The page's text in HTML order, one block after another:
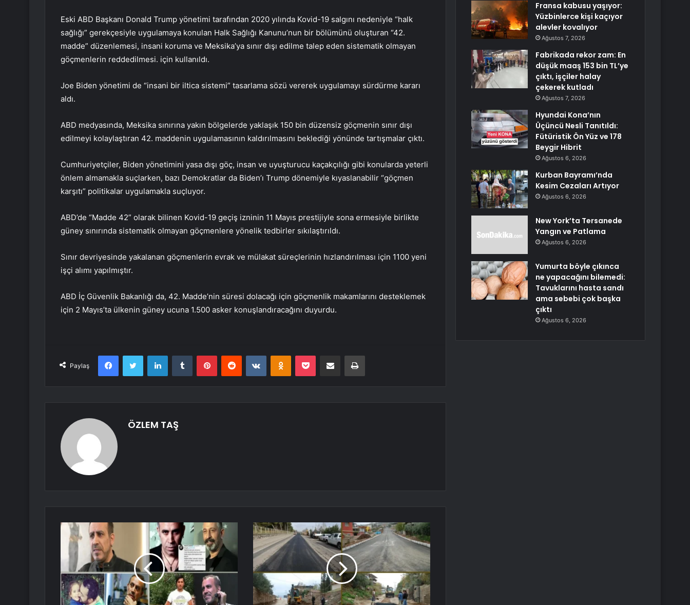
Eski ABD Başkanı Donald Trump yönetimi tarafından 2020 yılında Kovid-19 salgını nedeniyle “halk
sağlığı” gerekçesiyle uygulamaya konulan Halk Sağlığı Kanunu’nun bir bölümünü oluşturan “42.
madde” düzenlemesi, insani koruma ve Meksika’ya sınır dışı edilme talep eden sistematik olmayan
göçmenlerin reddedilmesi. için kullanıldı.
Joe Biden yönetimi de “insani bir iltica sistemi” tasarlama sözü vererek uygulamayı sürdürme kararı
aldı.
ABD medyasında, Meksika sınırına yakın bölgelerde yaklaşık 150 bin düzensiz göçmenin sınır dışı
edilmeyi kolaylaştıran 42. maddenin uygulamasının kaldırılmasını beklediği yönünde tartışmalar çıktı.
Cumhuriyetçiler, Biden yönetimini yasa dışı göç, insan ve uyuşturucu kaçakçılığı gibi konularda yeterli
önlem almamakla suçlarken, bazı Demokratlar da Biden’ı Trump dönemiyle kıyaslanabilir “göçmen
karşıtı” politikalar uygulamakla suçluyor.
ABD’de “Madde 42” olarak bilinen Kovid-19 geçiş izninin 11 Mayıs prestijiyle sona ermesiyle birlikte
güney sınırında sistematik olmayan göçmenlere yönelik tedbirler sıkılaştırıldı.
Sınır devriyesinde yakalanan göçmenlerin evrak ve mülakat süreçlerinin hızlandırılması için 1100 yeni
işçi alımı yapılmıştır.
ABD İç Güvenlik Bakanlığı da, 42. Madde’nin süresi dolacağı için göçmenlik makamlarını desteklemek
için 2 Mayıs’ta ülkenin güney ucuna 1.500 asker konuşlandıracağını duyurdu.
Paylaş
FacebookTwitter LinkedInTumblr PinterestReddit VKontakteOdnoklassniki
Pocket E-Posta ile paylaş Yazdır
ÖZLEM TAŞ
Fransa kabusu yaşıyor:
Yüzbinlerce kişi kaçıyor
alevler kovalıyor
Ağustos 7, 2026
Fabrikada rekor zam: En
düşük maaş 153 bin TL’ye
çıktı, işçiler halay
çekerek kutladı
Ağustos 7, 2026
Hyundai Kona’nın
Üçüncü Nesli Tanıtıldı:
Fütüristik Ön Yüz ve 178
Beygir Hibrit
Ağustos 6, 2026
Kurban Bayramı’nda
Kesim Cezaları Artıyor
Ağustos 6, 2026
New York’ta Tersanede
Yangın ve Patlama
Ağustos 6, 2026
Yumurta böyle çıkınca
ne yapacağını bilemedi:
Tavuklarını hasta sandı
ama sebebi çok başka
çıktı
Ağustos 6, 2026